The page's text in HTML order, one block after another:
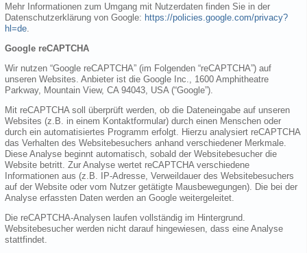
Mehr Informationen zum Umgang mit Nutzerdaten finden Sie in der
Datenschutzerklärung von Google: https://policies.google.com/privacy?
hl=de
Google reCAPTCHA
Wir nutzen “Google reCAPTCHA” (im Folgenden “reCAPTCHA”) auf
unseren Websites. Anbieter ist die Google Inc., 1600 Amphitheatre
Parkway, Mountain View, CA 94043, USA (“Google”).
Mit reCAPTCHA soll überprüft werden, ob die Dateneingabe auf unseren
Websites (z.B. in einem Kontaktformular) durch einen Menschen oder
durch ein automatisiertes Programm erfolgt. Hierzu analysiert reCAPTCHA
das Verhalten des Websitebesuchers anhand verschiedener Merkmale.
Diese Analyse beginnt automatisch, sobald der Websitebesucher die
Website betritt. Zur Analyse wertet reCAPTCHA verschiedene
Informationen aus (z.B. IP-Adresse, Verweildauer des Websitebesuchers
auf der Website oder vom Nutzer getätigte Mausbewegungen). Die bei der
Analyse erfassten Daten werden an Google weitergeleitet.
Die reCAPTCHA-Analysen laufen vollständig im Hintergrund.
Websitebesucher werden nicht darauf hingewiesen, dass eine Analyse
stattfindet.